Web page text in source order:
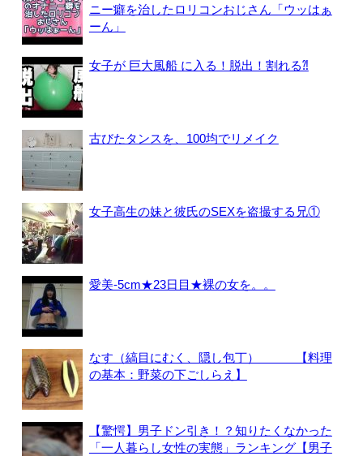
ニー癖を治したロリコンおじさん「ウッはぁ
ーん」
女子が 巨大風船 に入る！脱出！割れる⁈
古びたタンスを、100均でリメイク
女子高生の妹と彼氏のSEXを盗撮する兄①
愛美-5cm★23日目★裸の女を。。
なす（縞目にむく、隠し包丁） 【料理
の基本：野菜の下ごしらえ】
【驚愕】男子ドン引き！？知りたくなかった
「一人暮らし女性の実態」ランキング【男子